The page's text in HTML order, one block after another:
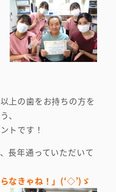
上の歯をお持ちの方を
、
トです！
長年通っていただいて
なきゃね！」(‘◇’)ゞ